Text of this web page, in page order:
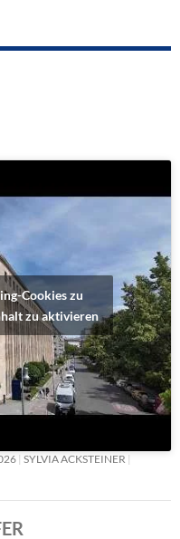
Cookies zu
zu aktivieren
SYLVIA ACKSTEINER